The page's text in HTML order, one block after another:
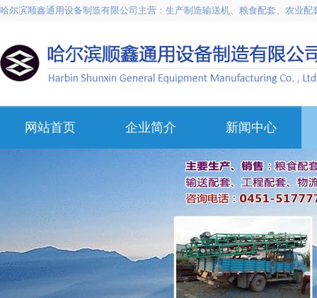
哈尔滨顺鑫通用设备制造有限公司主营：生产制造输送机、粮食配套、农业
网站首页 企业简介 新闻中心